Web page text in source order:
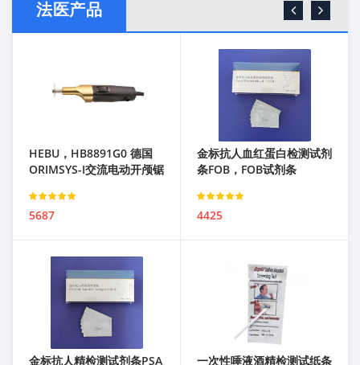
法医产品
HEBU，HB8891G0 德国
ORIMSYS-I交流电动开颅锯
Rated
3.00out of 5
5687
金标抗人精检测试剂条PSA
金标抗人血红蛋白检测试剂
条FOB，FOB试剂条
Rated
3.00out of 5
4425
一次性唾液酒精检测试纸条